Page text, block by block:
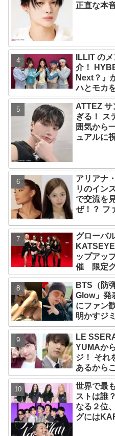
正直な本
ILLIT の
介！
Next？』
ハとモカ
プ！ デビ
なりの大
ATTEZ サ
ぎる！ ス
囲気から
ュアルに
アリアナ
リのイン
で交流を
ぜ！？ フ
グローバ
ップアッ
催 限定
BTS（防
Glow」発
にファン
明かすジ
て彼の絶
LE
YUMAか
ジ！ それ
あるから
ションが
世界で最
ストは誰
なる２位
グには